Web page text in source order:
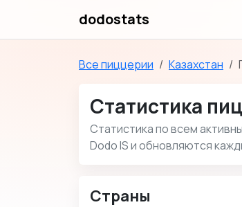
dodostats
Все пиццерии Казахстан
Статистика
Статистика по всем
Dodo IS и обновляются
Страны